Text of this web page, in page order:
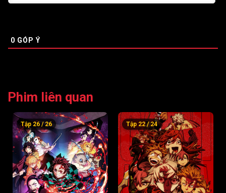
0 GÓP Ý
Phim liên quan
Tập 26 / 26 Tập 22 / 24